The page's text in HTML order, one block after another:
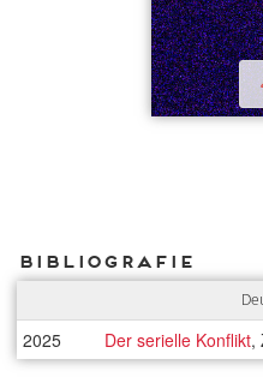
Bibliografie
2025 Der serielle Konflikt,